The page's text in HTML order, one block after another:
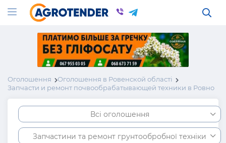
Оголошення
Оголошення в Ровенской області
Запчасти и ремонт почвообрабатывающей техники в Ровно
Всі оголошення
Запчастини та ремонт грунтообробної техніки